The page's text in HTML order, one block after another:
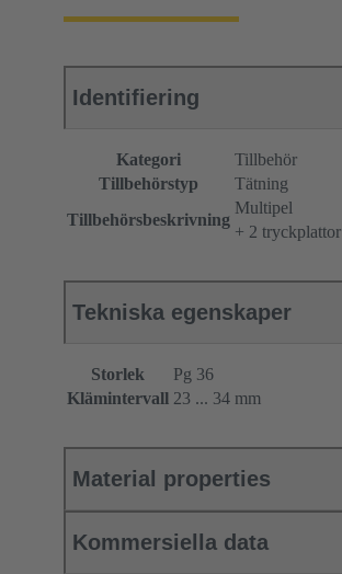
Identifiering
Kategori
Tillbehör
Tillbehörstyp
Tätning
Tillbehörsbeskrivning
Multipel
+ 2 tryckplattor
Tekniska egenskaper
Storlek
Pg 36
Klämintervall 23 ... 34 mm
Material properties
Kommersiella data